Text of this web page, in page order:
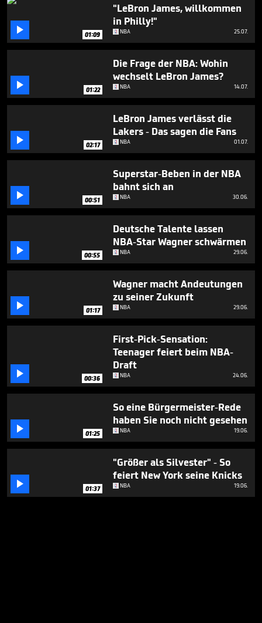
40
 01:09
"LeBron James, willkommen
in Philly!"
NBA 25.07.
 01:22
Die Frage der NBA: Wohin
wechselt LeBron James?
NBA 14.07.
 02:17
LeBron James verlässt die
Lakers - Das sagen die Fans
NBA 01.07.
 00:51
Superstar-Beben in der NBA
bahnt sich an
NBA 30.06.
 00:55
Deutsche Talente lassen
NBA-Star Wagner schwärmen
NBA 29.06.
 01:17
Wagner macht Andeutungen
zu seiner Zukunft
NBA 29.06.
 00:36
First-Pick-Sensation:
Teenager feiert beim NBA-
Draft
NBA 24.06.
 01:25
So eine Bürgermeister-Rede
haben Sie noch nicht gesehen
NBA 19.06.
 01:37
"Größer als Silvester" - So
feiert New York seine Knicks
NBA 19.06.